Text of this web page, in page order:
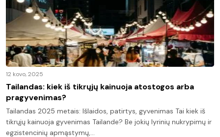
12 kovo, 2025
Tailandas: kiek iš tikrųjų kainuoja atostogos arba
pragyvenimas?
Tailandas 2025 metais: Išlaidos, patirtys, gyvenimas Tai kiek iš
tikrųjų kainuoja gyvenimas Tailande? Be jokių lyrinių nukrypimų ir
egzistencinių apmąstymų,…